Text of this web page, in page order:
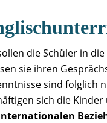
die Schüler in
sie ihren
sind folglich
sich die